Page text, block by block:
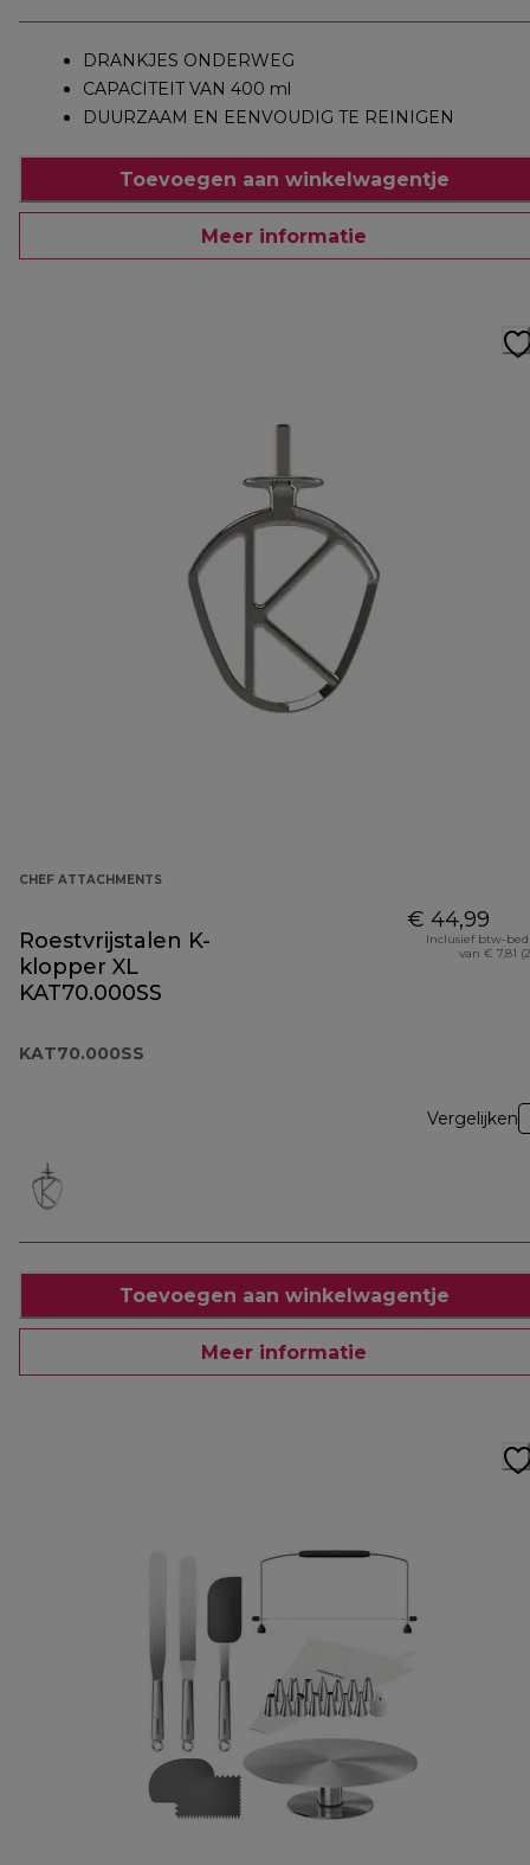
DRANKJES ONDERWEG
CAPACITEIT VAN 400 ml
DUURZAAM EN EENVOUDIG TE REINIGEN
Toevoegen aan winkelwagentje
Meer informatie
CHEF ATTACHMENTS
Roestvrijstalen K-
klopper XL
KAT70.000SS
KAT70.000SS
€ 44,99
Inclusief btw-
van € 7,81
Vergelijken
Toevoegen aan winkelwagentje
Meer informatie